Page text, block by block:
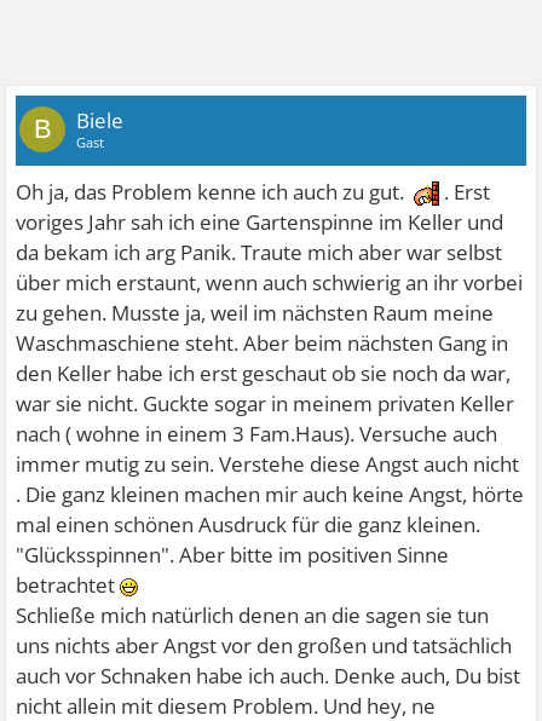
B Biele
Gast
Oh ja, das Problem kenne ich auch zu gut.
. Erst
voriges Jahr sah ich eine Gartenspinne im Keller und
da bekam ich arg Panik. Traute mich aber war selbst
über mich erstaunt, wenn auch schwierig an ihr vorbei
zu gehen. Musste ja, weil im nächsten Raum meine
Waschmaschiene steht. Aber beim nächsten Gang in
den Keller habe ich erst geschaut ob sie noch da war,
war sie nicht. Guckte sogar in meinem privaten Keller
nach ( wohne in einem 3 Fam.Haus). Versuche auch
immer mutig zu sein. Verstehe diese Angst auch nicht
. Die ganz kleinen machen mir auch keine Angst, hörte
mal einen schönen Ausdruck für die ganz kleinen.
"Glücksspinnen". Aber bitte im positiven Sinne
betrachtet
Schließe mich natürlich denen an die sagen sie tun
uns nichts aber Angst vor den großen und tatsächlich
auch vor Schnaken habe ich auch. Denke auch, Du bist
nicht allein mit diesem Problem. Und hey, ne